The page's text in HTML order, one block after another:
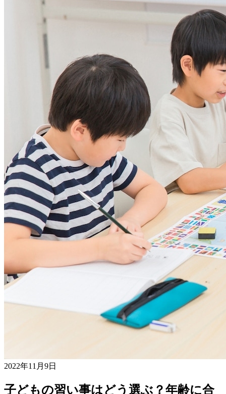
2022年11月9日
子どもの習い事はどう選ぶ？年齢に合